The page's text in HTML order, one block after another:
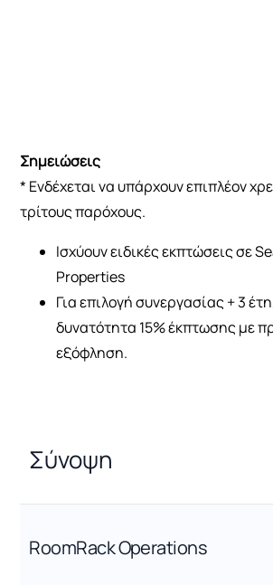
Σημειώσεις
* Ενδέχεται να υπάρχουν επιπλέον
τρίτους παρόχους.
Ισχύουν ειδικές εκπτώσεις σε
Properties
Για επιλογή συνεργασίας + 3
δυνατότητα 15% έκπτωσης με
εξόφληση.
Σύνοψη
RoomRack Operations